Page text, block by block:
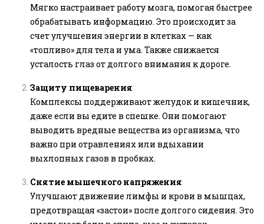
Мягко настраивает работу мозга, помогая быстрее
обрабатывать информацию. Это происходит за
счет улучшения энергии в клетках — как
«топливо» для тела и ума. Также снижается
усталость глаз от долгого внимания к дороге.
Защиту пищеварения
Комплексы поддерживают желудок и кишечник,
даже если вы едите в спешке. Они помогают
выводить вредные вещества из организма, что
важно при отравлениях или вдыхании
выхлопных газов в пробках.
Снятие мышечного напряжения
Улучшают движение лимфы и крови в мышцах,
предотвращая «застои» после долгого сидения. Это